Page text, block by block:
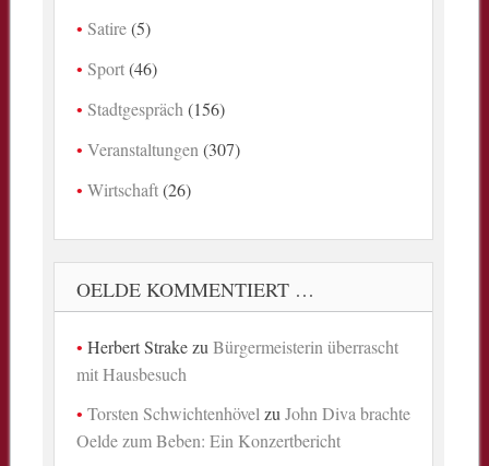
Satire(5)
Sport(46)
Stadtgespräch (156)
Veranstaltungen (307)
Wirtschaft(26)
OELDE KOMMENTIERT …
Herbert StrakezuBürgermeisterin überrascht
mit Hausbesuch
Torsten Schwichtenhövel zuJohn Diva brachte
Oelde zum Beben: Ein Konzertbericht